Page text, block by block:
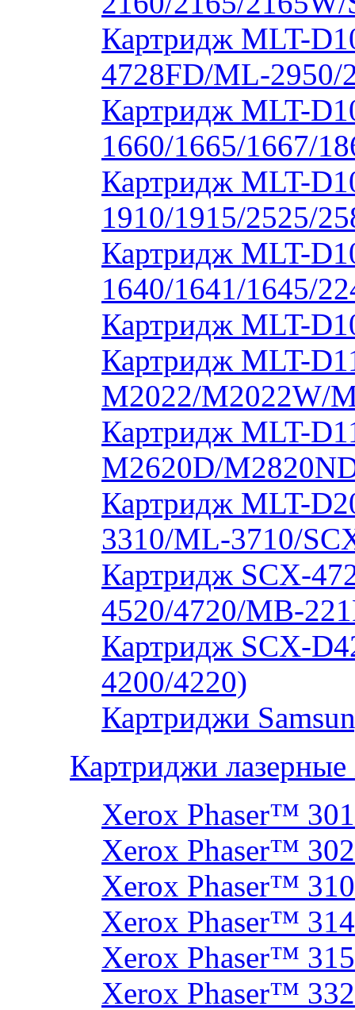
Картридж MLT-
4728FD/ML-2950/
Картридж MLT-
1660/1665/1667/
Картридж MLT-
1910/1915/2525/
Картридж MLT-
1640/1641/1645/
Картридж MLT-
Картридж MLT-
M2022/M2022W/
Картридж MLT-
M2620D/
Картридж MLT-
3310/ML-3710/
Картридж SCX-
4520/4720/MB-
Картридж SCX-
4200/4220)
Картриджи
Картриджи
Xerox Phaser™
Xerox Phaser™
Xerox Phaser™
Xerox Phaser™
Xerox Phaser™
Xerox Phaser™